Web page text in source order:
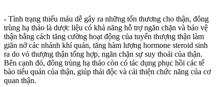
- Tình trạng thiếu máu dễ gây ra những tổn thương cho thận, đông
trùng hạ thảo là dược liệu có khả năng hỗ trợ ngăn chặn và bảo vệ
thận bằng cách tăng cường hoạt động của tuyến thượng thận làm
giãn nở các nhánh khí quản, tăng hàm lượng hormone steroid sinh
ra do vỏ thượng thận tổng hợp, ngăn chặn sự suy thoái của thận.
Bên cạnh đó, đông trùng hạ thảo còn có tác dụng phục hồi các tế
bào tiểu quản của thận, giúp thải độc và cải thiện chức năng của cơ
quan thận.